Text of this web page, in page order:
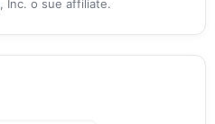
Inc. o sue affiliate.